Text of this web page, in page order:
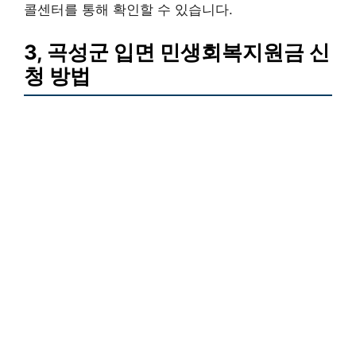
콜센터를 통해 확인할 수 있습니다.
3, 곡성군 입면 민생회복지원금 신
청 방법